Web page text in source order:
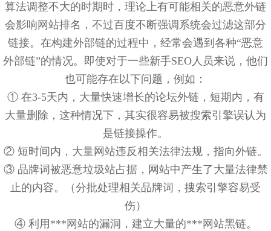
算法调整不大的时期时，理论上有可能相关的恶意外链
会影响网站排名，不过百度不断强调系统会过滤这部分
链接。在构建外部链的过程中，经常会遇到各种“恶意
外部链”的情况。即使对于一些新手SEO人员来说，他们
也可能存在以下问题，例如：
① 在3-5天内，大量快速增长的论坛外链，短期内，有
大量删除，这种情况下，其实很容易被搜索引擎误认为
是链接操作。
② 短时间内，大量网站违反相关法律法规，指向外链。
③ 品牌词被恶意垃圾站占据，网站中产生了大量法律禁
止的内容。（分批处理相关品牌词，搜索引擎容易受
伤）
④ 利用***网站的漏洞，建立大量的***网站黑链。